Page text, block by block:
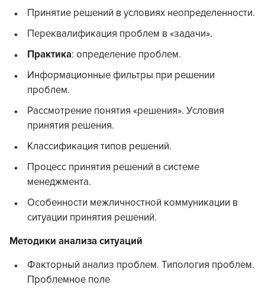
Принятие решений в условиях неопределенности.
Переквалификация проблем в «задачи».
Практика: определение проблем.
Информационные фильтры при решении
проблем.
Рассмотрение понятия «решения». Условия
принятия решения.
Классификация типов решений.
Процесс принятия решений в системе
менеджмента.
Особенности межличностной коммуникации в
ситуации принятия решений.
Методики анализа ситуаций
Факторный анализ проблем. Типология проблем.
Проблемное поле